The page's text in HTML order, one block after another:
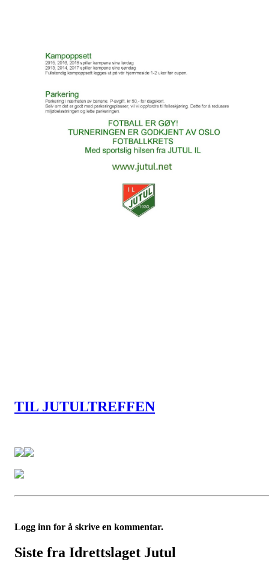
TIL JUTULTREFFEN
Logg inn for å skrive en kommentar.
Siste fra Idrettslaget Jutul